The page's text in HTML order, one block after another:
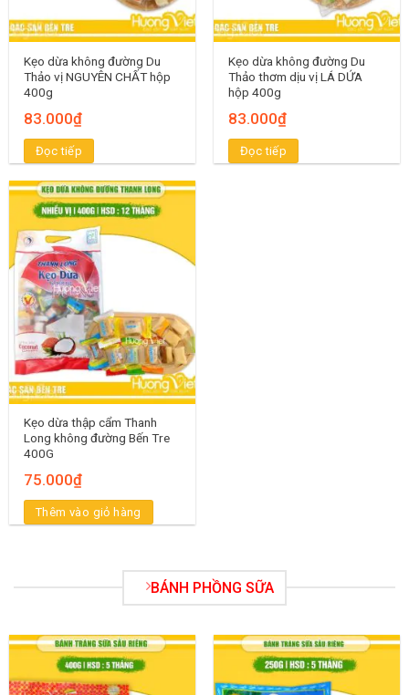
Kẹo dừa không đường Du
Thảo vị NGUYÊN CHẤT hộp
400g
83.000₫
Đọc tiếp
Kẹo dừa không đường Du
Thảo thơm dịu vị LÁ DỨA
hộp 400g
83.000₫
Đọc tiếp
Kẹo dừa thập cẩm Thanh
Long không đường Bến Tre
400G
75.000₫
Thêm vào giỏ hàng
BÁNH PHỒNG SỮA